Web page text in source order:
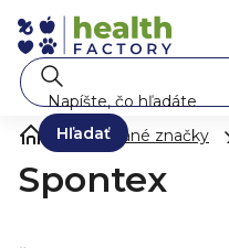
Prejsť
na
obsah
Hľadať
Predávané značky
Spontex